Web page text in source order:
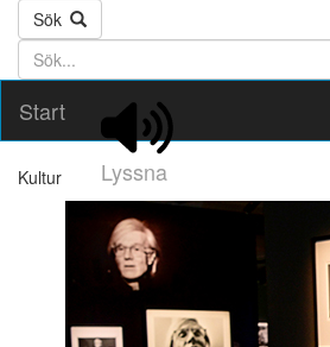
Sök
Söktext
Start
Lyssna
Kultur